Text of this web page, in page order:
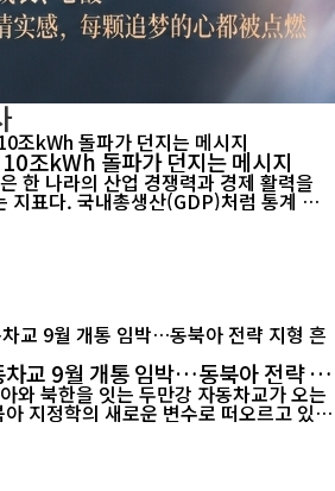
조kWh 돌파가 던지는 메시지
한 나라의 산업 경쟁력과 경제 활력을
지표다. 국내총생산(GDP)처럼 통계 방
생산과 소비, 산업 활동을 그대로 반영
년 연간 전력 소비 10조kWh를 처음 돌
을 넘어 AI와 전기차를 중심으로 한 산업
차교 9월 개통 임박…동북아 전략 지
와 북한을 잇는 두만강 자동차교가 오는
지정학의 새로운 변수로 떠오르고 있
결 시설을 넘어 북·러 전략 협력의 상징
한의 대외 협력 확대, 중국의 동북 진흥
로 평가된다. 향후 한반도 안보와 동북